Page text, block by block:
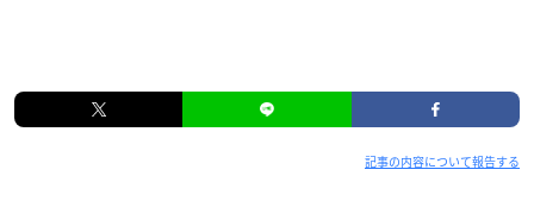
記事の内容について報告する